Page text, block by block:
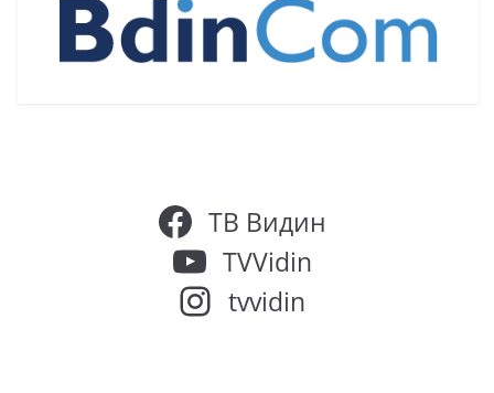
ТВ Видин
TVVidin
tvvidin